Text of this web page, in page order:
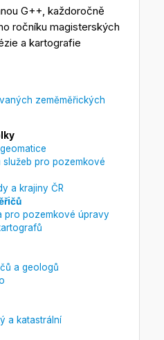
G++, každoročně
ročníku magisterských
a kartografie
zeměměřických
pro pozemkové
a krajiny ČR
pro pozemkové úpravy
a geologů
a katastrální